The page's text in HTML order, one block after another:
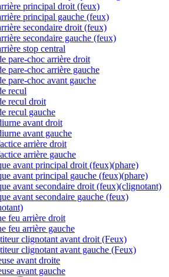
principal droit (feux)
principal gauche (feux)
secondaire droit (feux)
secondaire gauche (feux)
stop central
pare-choc arrière droit
pare-choc arrière gauche
pare-choc avant gauche
recul
recul droit
recul gauche
avant droit
avant gauche
arrière droit
arrière gauche
avant principal droit (feux)(phare)
avant principal gauche (feux)(phare)
avant secondaire droit (feux)(clignotant)
avant secondaire gauche (feux)
feu arrière droit
feu arrière gauche
clignotant avant droit (Feux)
clignotant avant gauche (Feux)
avant droite
avant gauche